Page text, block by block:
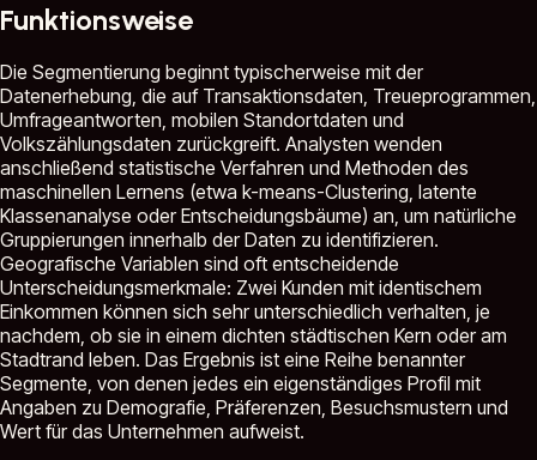
Funktionsweise
Die Segmentierung beginnt typischerweise mit der
Datenerhebung, die auf Transaktionsdaten, Treueprogrammen,
Umfrageantworten, mobilen Standortdaten und
Volkszählungsdaten zurückgreift. Analysten wenden
anschließend statistische Verfahren und Methoden des
maschinellen Lernens (etwa k-means-Clustering, latente
Klassenanalyse oder Entscheidungsbäume) an, um natürliche
Gruppierungen innerhalb der Daten zu identifizieren.
Geografische Variablen sind oft entscheidende
Unterscheidungsmerkmale: Zwei Kunden mit identischem
Einkommen können sich sehr unterschiedlich verhalten, je
nachdem, ob sie in einem dichten städtischen Kern oder am
Stadtrand leben. Das Ergebnis ist eine Reihe benannter
Segmente, von denen jedes ein eigenständiges Profil mit
Angaben zu Demografie, Präferenzen, Besuchsmustern und
Wert für das Unternehmen aufweist.